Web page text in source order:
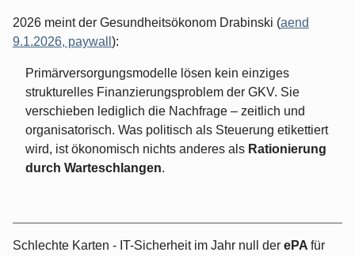
2026 meint der Gesundheitsökonom Drabinski (aend
9.1.2026, paywall ):
Primärversorgungsmodelle lösen kein einziges
strukturelles Finanzierungsproblem der GKV. Sie
verschieben lediglich die Nachfrage – zeitlich und
organisatorisch. Was politisch als Steuerung etikettiert
wird, ist ökonomisch nichts anderes als Rationierung
durch Warteschlangen.
Schlechte Karten - IT-Sicherheit im Jahr null der ePA für